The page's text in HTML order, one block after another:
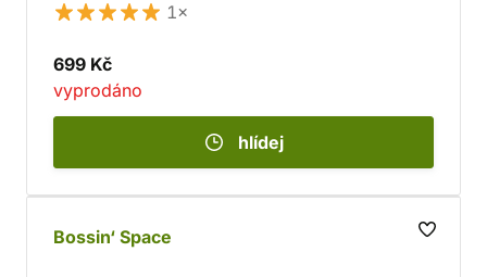
1×
699 Kč
vyprodáno
hlídej
Bossin‘ Space